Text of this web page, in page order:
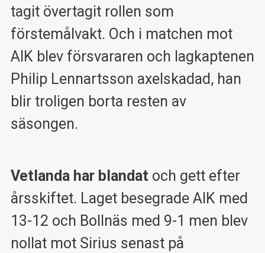
tagit övertagit rollen som
förstemålvakt. Och i matchen mot
AIK blev försvararen och lagkaptenen
Philip Lennartsson axelskadad, han
blir troligen borta resten av
säsongen.
Vetlanda har blandatoch gett efter
årsskiftet. Laget besegrade AIK med
13-12 och Bollnäs med 9-1 men blev
nollat mot Sirius senast på